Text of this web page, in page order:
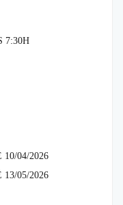
7:30H
10/04/2026
13/05/2026